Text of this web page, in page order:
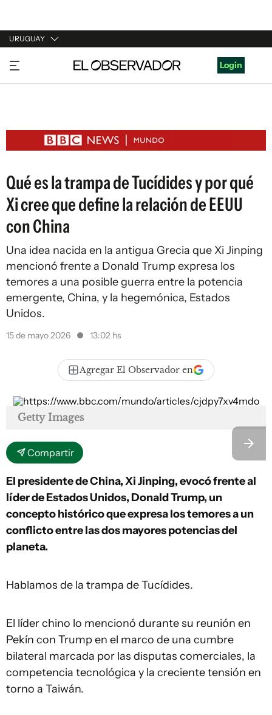
URUGUAY
URUGUAY
ARGENTINA
ESTADOS UNIDOS
Login
Qué es la trampa de Tucídides y por qué
Xi cree que define la relación de EEUU
con China
Una idea nacida en la antigua Grecia que Xi Jinping
mencionó frente a Donald Trump expresa los
temores a una posible guerra entre la potencia
emergente, China, y la hegemónica, Estados
Unidos.
15 de mayo 2026 13:02 hs
Agregar El Observador en
Getty Images
Compartir
El presidente de China, Xi Jinping, evocó frente al
líder de Estados Unidos, Donald Trump, un
concepto histórico que expresa los temores a un
conflicto entre las dos mayores potencias del
planeta.
Hablamos de la trampa de Tucídides.
El líder chino lo mencionó durante su reunión en
Pekín con Trump en el marco de una cumbre
bilateral marcada por las disputas comerciales, la
competencia tecnológica y la creciente tensión en
torno a Taiwán.